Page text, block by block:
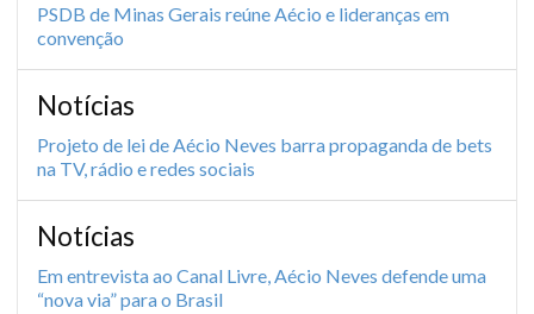
PSDB de Minas Gerais reúne Aécio e lideranças em
convenção
Notícias
Projeto de lei de Aécio Neves barra propaganda de bets
na TV, rádio e redes sociais
Notícias
Em entrevista ao Canal Livre, Aécio Neves defende uma
“nova via” para o Brasil